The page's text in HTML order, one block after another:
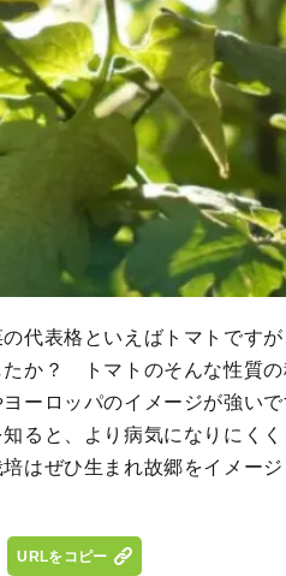
代表格といえばトマトですが
か？ トマトのそんな性質の
ーロッパのイメージが強い
ると、より病気になりにく
はぜひ生まれ故郷をイメージ
URLをコピー